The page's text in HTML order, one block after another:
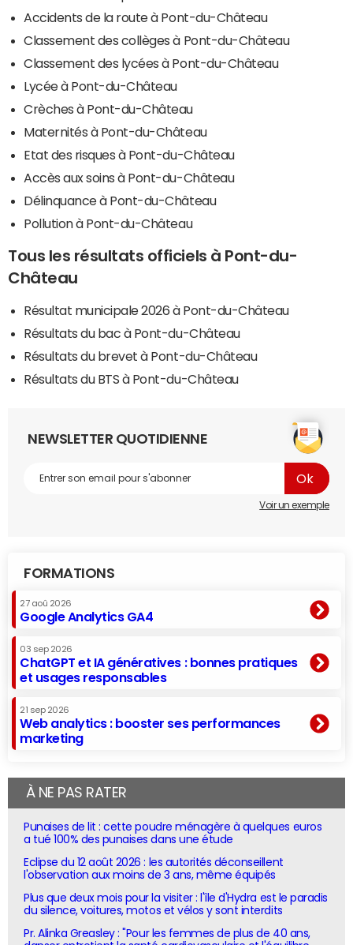
Accidents de la route à Pont-du-Château
Classement des collèges à Pont-du-Château
Classement des lycées à Pont-du-Château
Lycée à Pont-du-Château
Crèches à Pont-du-Château
Maternités à Pont-du-Château
Etat des risques à Pont-du-Château
Accès aux soins à Pont-du-Château
Délinquance à Pont-du-Château
Pollution à Pont-du-Château
Tous les résultats officiels à Pont-du-
Château
Résultat municipale 2026 à Pont-du-Château
Résultats du bac à Pont-du-Château
Résultats du brevet à Pont-du-Château
Résultats du BTS à Pont-du-Château
NEWSLETTER QUOTIDIENNE
Voir un exemple
FORMATIONS
27 aoû 2026
Google Analytics GA4
03 sep 2026
ChatGPT et IA génératives : bonnes pratiques
et usages responsables
21 sep 2026
Web analytics : booster ses performances
marketing
À NE PAS RATER
Punaises de lit : cette poudre ménagère à quelques euros
a tué 100% des punaises dans une étude
Eclipse du 12 août 2026 : les autorités déconseillent
l'observation aux moins de 3 ans, même équipés
Plus que deux mois pour la visiter : l'île d'Hydra est le paradis
du silence, voitures, motos et vélos y sont interdits
Pr. Alinka Greasley : "Pour les femmes de plus de 40 ans,